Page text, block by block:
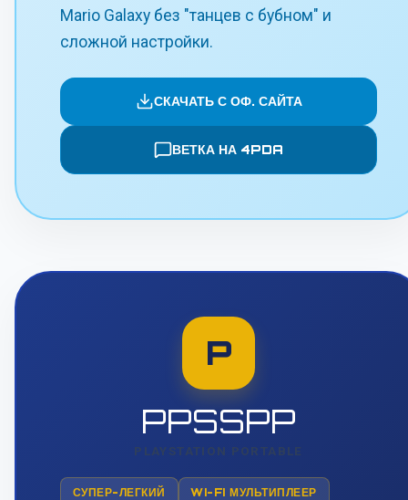
Mario Galaxy без "танцев с бубном" и
сложной настройки.
СКАЧАТЬ С ОФ. САЙТА
ВЕТКА НА 4PDA
P
PPSSPP
PLAYSTATION PORTABLE
СУПЕР-ЛЕГКИЙ WI-FI МУЛЬТИПЛЕЕР